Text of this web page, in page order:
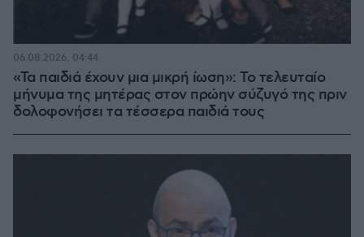
«Τα παιδιά έχουν μια μικρή ίωση»: Το τελευταίο
μήνυμα της μητέρας στον πρώην σύζυγό της πριν
δολοφονήσει τα τέσσερα παιδιά τους
06.08.2026, 04:44